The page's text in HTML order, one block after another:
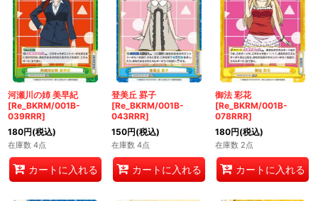
河瀬川の姉 美早紀
[Re_BKRM/001B-
039RRR]
180円(税込)
在庫数 4点
カートに入れる
登美丘 罫子
[Re_BKRM/001B-
043RRR]
150円(税込)
在庫数 4点
カートに入れる
御法 彩花
[Re_BKRM/001B-
078RRR]
180円(税込)
在庫数 2点
カートに入れる